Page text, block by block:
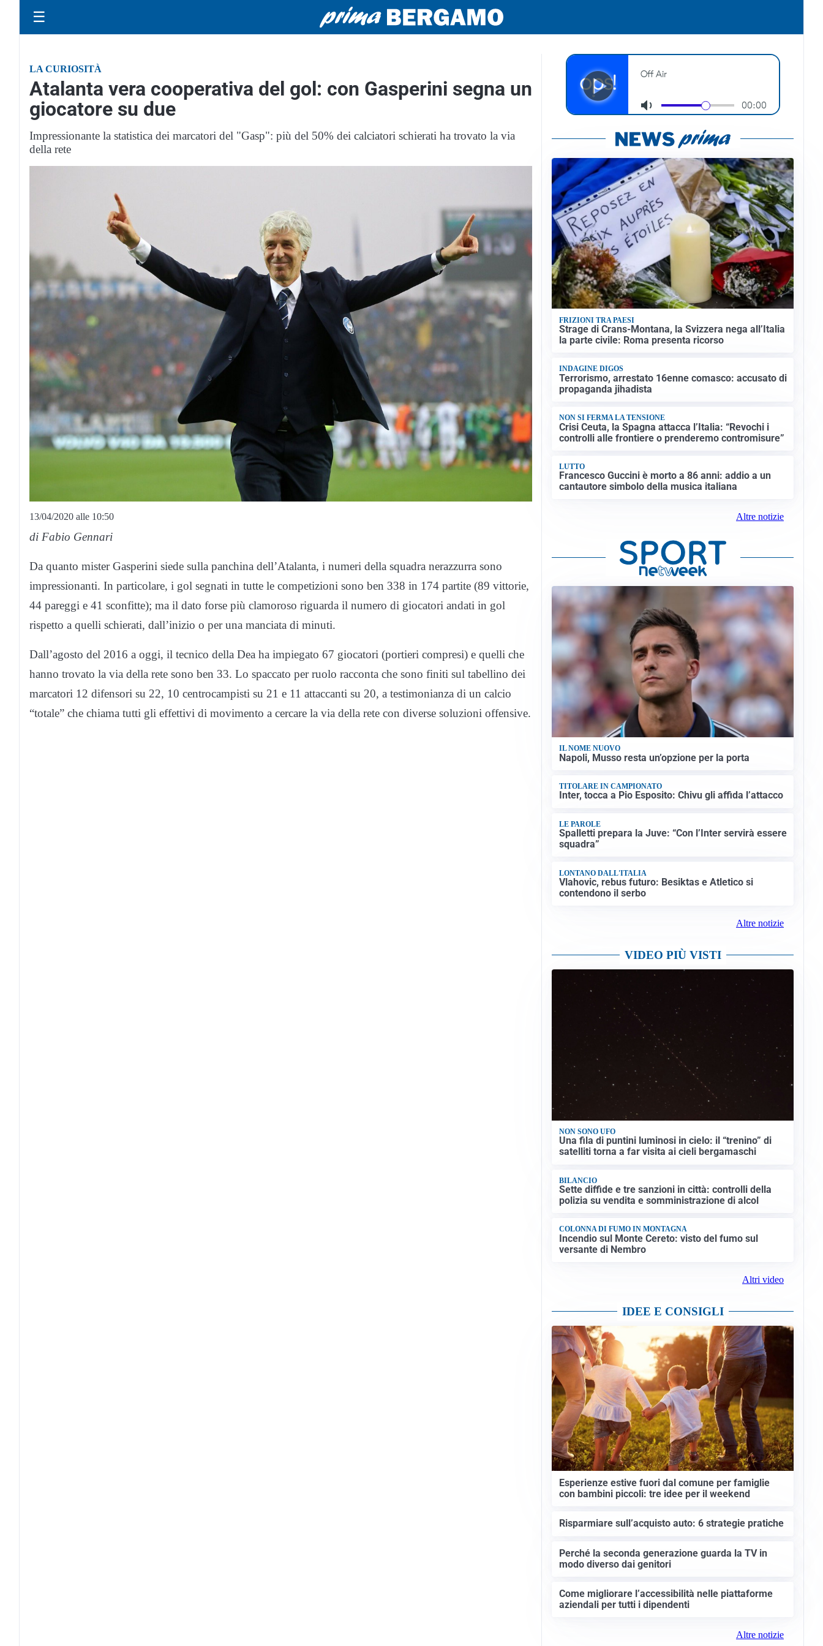
☰
LA CURIOSITÀ
Atalanta vera cooperativa del gol: con Gasperini segna un
giocatore su due
Impressionante la statistica dei marcatori del "Gasp": più del 50% dei calciatori schierati ha trovato la via
della rete
13/04/2020 alle 10:50
di Fabio Gennari
Da quanto mister Gasperini siede sulla panchina dell’Atalanta, i numeri della squadra nerazzurra sono
impressionanti. In particolare, i gol segnati in tutte le competizioni sono ben 338 in 174 partite (89 vittorie,
44 pareggi e 41 sconfitte); ma il dato forse più clamoroso riguarda il numero di giocatori andati in gol
rispetto a quelli schierati, dall’inizio o per una manciata di minuti.
Dall’agosto del 2016 a oggi, il tecnico della Dea ha impiegato 67 giocatori (portieri compresi) e quelli che
hanno trovato la via della rete sono ben 33. Lo spaccato per ruolo racconta che sono finiti sul tabellino dei
marcatori 12 difensori su 22, 10 centrocampisti su 21 e 11 attaccanti su 20, a testimonianza di un calcio
“totale” che chiama tutti gli effettivi di movimento a cercare la via della rete con diverse soluzioni offensive.
FRIZIONI TRA PAESI
Strage di Crans-Montana, la Svizzera nega all’Italia
la parte civile: Roma presenta ricorso
INDAGINE DIGOS
Terrorismo, arrestato 16enne comasco: accusato di
propaganda jihadista
NON SI FERMA LA TENSIONE
Crisi Ceuta, la Spagna attacca l’Italia: “Revochi i
controlli alle frontiere o prenderemo contromisure”
LUTTO
Francesco Guccini è morto a 86 anni: addio a un
cantautore simbolo della musica italiana
Altre notizie
IL NOME NUOVO
Napoli, Musso resta un’opzione per la porta
TITOLARE IN CAMPIONATO
Inter, tocca a Pio Esposito: Chivu gli affida l’attacco
LE PAROLE
Spalletti prepara la Juve: “Con l’Inter servirà essere
squadra”
LONTANO DALL'ITALIA
Vlahovic, rebus futuro: Besiktas e Atletico si
contendono il serbo
Altre notizie
VIDEO PIÙ VISTI
NON SONO UFO
Una fila di puntini luminosi in cielo: il “trenino” di
satelliti torna a far visita ai cieli bergamaschi
BILANCIO
Sette diffide e tre sanzioni in città: controlli della
polizia su vendita e somministrazione di alcol
COLONNA DI FUMO IN MONTAGNA
Incendio sul Monte Cereto: visto del fumo sul
versante di Nembro
Altri video
IDEE E CONSIGLI
Esperienze estive fuori dal comune per famiglie
con bambini piccoli: tre idee per il weekend
Risparmiare sull’acquisto auto: 6 strategie pratiche
Perché la seconda generazione guarda la TV in
modo diverso dai genitori
Come migliorare l’accessibilità nelle piattaforme
aziendali per tutti i dipendenti
Altre notizie